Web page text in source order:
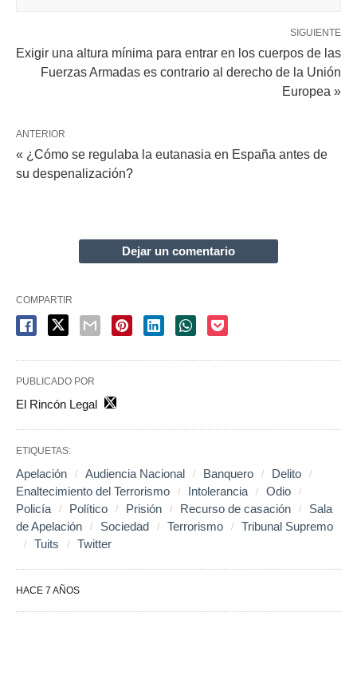
SIGUIENTE
Exigir una altura mínima para entrar en los cuerpos de las
Fuerzas Armadas es contrario al derecho de la Unión
Europea »
ANTERIOR
« ¿Cómo se regulaba la eutanasia en España antes de
su despenalización?
Dejar un comentario
COMPARTIR
PUBLICADO POR
El Rincón Legal
ETIQUETAS:
Apelación Audiencia Nacional Banquero
Delito
Enaltecimiento del Terrorismo
Intolerancia
Odio
Policía
Político Prisión Recurso de casación
Sala
de Apelación
Sociedad Terrorismo
Tribunal Supremo
Tuits
Twitter
HACE 7 AÑOS